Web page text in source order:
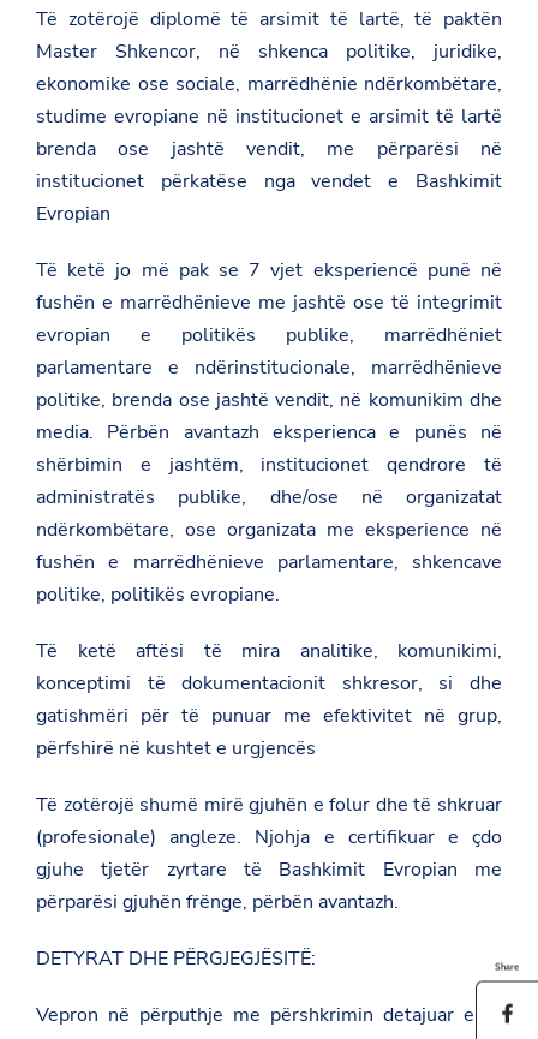
Të zotërojë diplomë të arsimit të lartë, të paktën
Master Shkencor, në shkenca politike, juridike,
ekonomike ose sociale, marrëdhënie ndërkombëtare,
studime evropiane në institucionet e arsimit të lartë
brenda ose jashtë vendit, me përparësi në
institucionet përkatëse nga vendet e Bashkimit
Evropian
Të ketë jo më pak se 7 vjet eksperiencë punë në
fushën e marrëdhënieve me jashtë ose të integrimit
evropian e politikës publike, marrëdhëniet
parlamentare e ndërinstitucionale, marrëdhënieve
politike, brenda ose jashtë vendit, në komunikim dhe
media. Përbën avantazh eksperienca e punës në
shërbimin e jashtëm, institucionet qendrore të
administratës publike, dhe/ose në organizatat
ndërkombëtare, ose organizata me eksperience në
fushën e marrëdhënieve parlamentare, shkencave
politike, politikës evropiane.
Të ketë aftësi të mira analitike, komunikimi,
konceptimi të dokumentacionit shkresor, si dhe
gatishmëri për të punuar me efektivitet në grup,
përfshirë në kushtet e urgjencës
Të zotërojë shumë mirë gjuhën e folur dhe të shkruar
(profesionale) angleze. Njohja e certifikuar e çdo
gjuhe tjetër zyrtare të Bashkimit Evropian me
përparësi gjuhën frënge, përbën avantazh.
DETYRAT DHE PËRGJEGJËSITË:
Vepron në përputhje me përshkrimin detajuar e të
Share
S